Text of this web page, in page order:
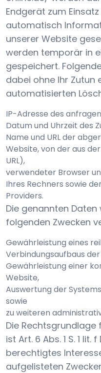
Endgerät zum
automatisch
unserer Website
werden temporär in
gespeichert.
dabei ohne Ihr Zutun
automatisierten
IP-Adresse des
Datum und Uhrzeit des
Name und URL der
Website, von der aus
URL),
verwendeter Browser
Ihres Rechners sowie
Providers.
Die genannten
folgenden Zwecken
Gewährleistung eines
Verbindungsaufbaus
Gewährleistung einer
Website,
Auswertung der
sowie
zu weiteren
Die
ist Art. 6 Abs. 1 S. 1 lit.
berechtigtes
aufgelisteten